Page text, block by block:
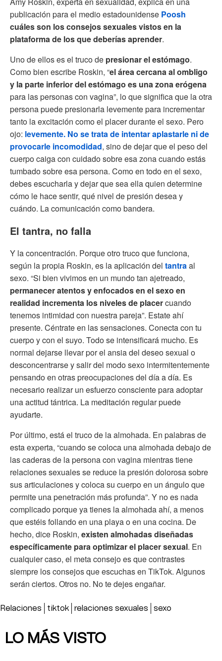
publicación para el medio estadounidense Poosh
cuáles son los consejos sexuales vistos en la
plataforma de los que deberías aprender.
Uno de ellos es el truco de presionar el estómago.
Como bien escribe Roskin, “el área cercana al ombligo
y la parte inferior del estómago es una zona erógena
para las personas con vagina”, lo que significa que la otra
persona puede presionarla levemente para incrementar
tanto la excitación como el placer durante el sexo. Pero
ojo: levemente. No se trata de intentar aplastarle ni de
provocarle incomodidad, sino de dejar que el peso del
cuerpo caiga con cuidado sobre esa zona cuando estás
tumbado sobre esa persona. Como en todo en el sexo,
debes escucharla y dejar que sea ella quien determine
cómo le hace sentir, qué nivel de presión desea y
cuándo. La comunicación como bandera.
El tantra, no falla
Y la concentración. Porque otro truco que funciona,
según la propia Roskin, es la aplicación del tantraal
sexo. “Si bien vivimos en un mundo tan ajetreado,
permanecer atentos y enfocados en el sexo en
realidad incrementa los niveles de placercuando
tenemos intimidad con nuestra pareja”. Estate ahí
presente. Céntrate en las sensaciones. Conecta con tu
cuerpo y con el suyo. Todo se intensificará mucho. Es
normal dejarse llevar por el ansia del deseo sexual o
desconcentrarse y salir del modo sexo intermitentemente
pensando en otras preocupaciones del día a día. Es
necesario realizar un esfuerzo consciente para adoptar
una actitud tántrica. La meditación regular puede
ayudarte.
Por último, está el truco de la almohada. En palabras de
esta experta, “cuando se coloca una almohada debajo de
las caderas de la persona con vagina mientras tiene
relaciones sexuales se reduce la presión dolorosa sobre
sus articulaciones y coloca su cuerpo en un ángulo que
permite una penetración más profunda”. Y no es nada
complicado porque ya tienes la almohada ahí, a menos
que estéis follando en una playa o en una cocina. De
hecho, dice Roskin, existen almohadas diseñadas
específicamente para optimizar el placer sexual. En
cualquier caso, el meta consejo es que contrastes
siempre los consejos que escuchas en TikTok. Algunos
serán ciertos. Otros no. No te dejes engañar.
Relaciones tiktok relaciones sexuales sexo
LO MÁS VISTO